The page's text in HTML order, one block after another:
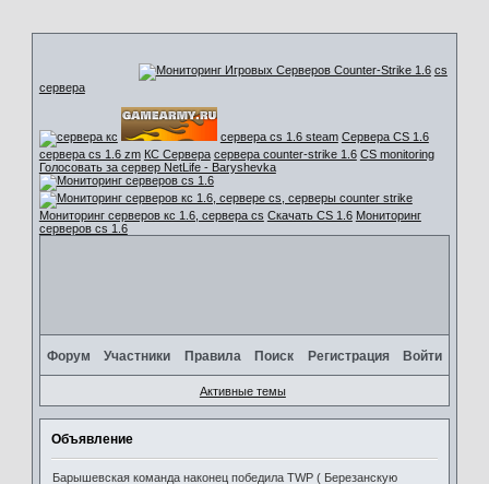
cs
сервера
сервера cs 1.6 steam Сервера CS 1.6
сервера cs 1.6 zm КС Сервера сервера counter-strike 1.6 CS monitoring
Голосовать за сервер NetLife - Baryshevka
Мониторинг серверов кс 1.6, сервера cs Скачать CS 1.6 Мониторинг
серверов cs 1.6
Форум Участники Правила Поиск Регистрация Войти
Активные темы
Объявление
Барышевская команда наконец победила TWP ( Березанскую